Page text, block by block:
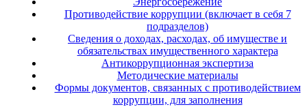
Противодействие коррупции (включает в себя 7
подразделов)
Сведения о доходах, расходах, об имуществе и
обязательствах имущественного характера
Антикоррупционная экспертиза
Методические материалы
Формы документов, связанных с противодействием
коррупции, для заполнения